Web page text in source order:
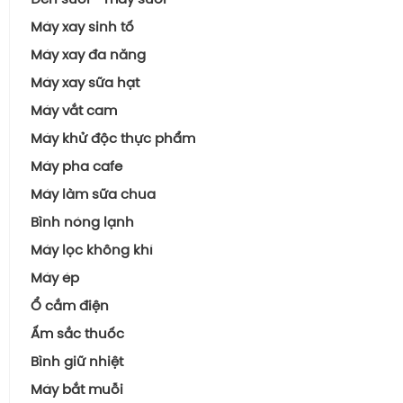
Quạt Sưởi
Máy Sưởi Dầu
Đèn Sưởi Nhà Tắm
Máy Sưởi
Máy xay sinh tố
Máy xay đa năng
Máy xay sữa hạt
Máy vắt cam
Máy khử độc thực phẩm
Máy pha cafe
Máy làm sữa chua
Bình nóng lạnh
Bình Ngang
Bình Vuông, Bình Đứng
Máy lọc không khí
Máy ép
Ổ cắm điện
Ấm sắc thuốc
Bình giữ nhiệt
Máy bắt muỗi